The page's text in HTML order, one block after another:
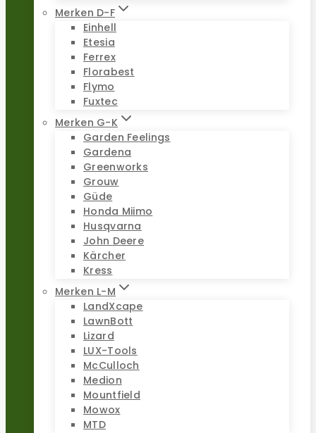
Merken D-F
Einhell
Etesia
Ferrex
Florabest
Flymo
Fuxtec
Merken G-K
Garden Feelings
Gardena
Greenworks
Grouw
Güde
Honda Miimo
Husqvarna
John Deere
Kärcher
Kress
Merken L-M
LandXcape
LawnBott
Lizard
LUX-Tools
McCulloch
Medion
Mountfield
Mowox
MTD